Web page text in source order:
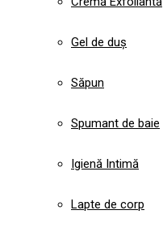
Gel de duș
Săpun
Spumant de baie
Igienă Intimă
Lapte de corp